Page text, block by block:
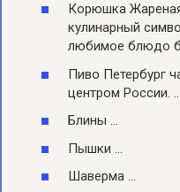
Корюшка
кулинарный
любимое блюдо
Пиво Петербург
центром России. …
Блины …
Пышки …
Шаверма …